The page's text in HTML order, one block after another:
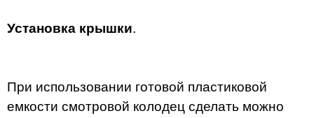
Установка крышки.
При использовании готовой пластиковой
емкости смотровой колодец сделать можно